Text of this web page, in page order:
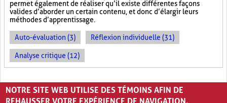
permet également de réaliser qu’il existe différentes façons
valides d’aborder un certain contenu, et donc d’élargir leurs
méthodes d’apprentissage.
Auto-évaluation (3) Réflexion individuelle (31)
Analyse critique (12)
PAGES
« ‹ 1 2 3
NOTRE SITE WEB UTILISE DES TÉMOINS AFIN DE